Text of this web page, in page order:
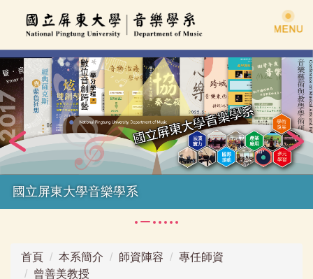
要
內
容
區
國立屏東大學音樂學系
首頁 本系簡介 師資陣容
專任師資
曾善美教授